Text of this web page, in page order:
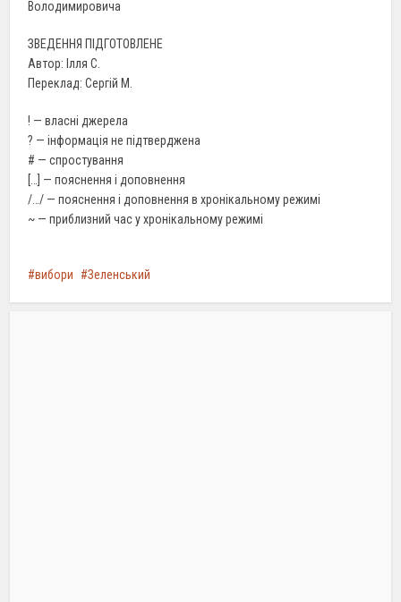
Володимировича
ЗВЕДЕННЯ ПІДГОТОВЛЕНЕ
Автор: Ілля С.
Переклад: Сергій М.
! — власні джерела
? — інформація не підтверджена
# — спростування
[…] — пояснення і доповнення
/…/ — пояснення і доповнення в хронікальному режимі
~ — приблизний час у хронікальному режимі
вибори Зеленський